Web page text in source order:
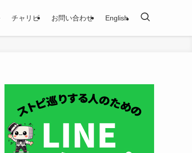
チャリピ お問い合わせ English